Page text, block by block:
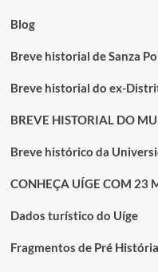
Blog
Breve historial de Sanza
Breve historial do ex-
BREVE HISTORIAL DO
Breve histórico da
CONHEÇA UÍGE COM 23
Dados turístico do Uíge
Fragmentos de Pré